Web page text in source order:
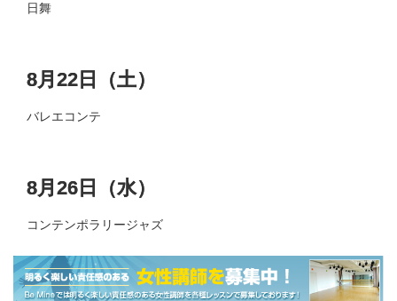
日舞
8月22日（土）
バレエコンテ
8月26日（水）
コンテンポラリージャズ